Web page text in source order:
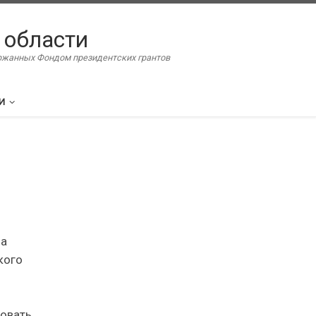
Фондом президентских грантов